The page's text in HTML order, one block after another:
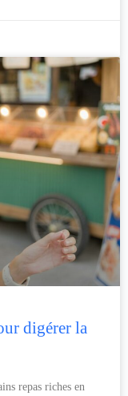
digérer la
repas riches en